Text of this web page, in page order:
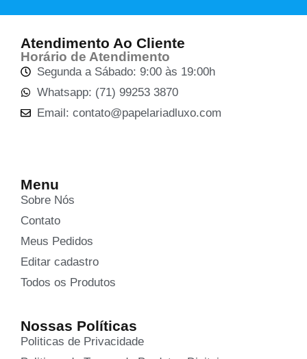
Atendimento Ao Cliente
Horário de Atendimento
Segunda a Sábado: 9:00 às 19:00h
Whatsapp: (71) 99253 3870
Email: contato@papelariadluxo.com
Menu
Sobre Nós
Contato
Meus Pedidos
Editar cadastro
Todos os Produtos
Nossas Políticas
Politicas de Privacidade